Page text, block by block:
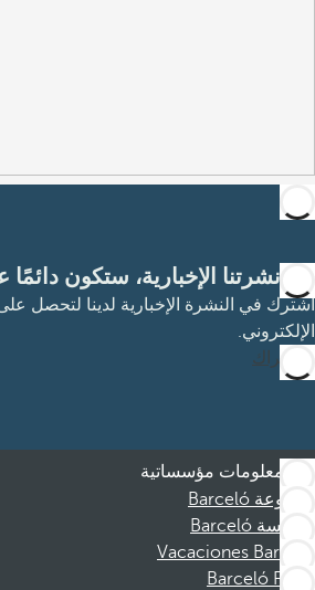
مع نشرتنا الإخبارية، ستكون
اشترك في النشرة الإخبارية لدينا لتحصل
الإلكتروني.
الاشتراك
معلومات مؤسساتية
مجموعة Barceló
مؤسسة Barceló
Vacaciones Barceló
Barceló Films